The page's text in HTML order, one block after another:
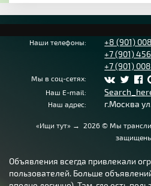
Наши телефоны:
+8 (901)
+7 (901)
+7 (901)
Мы в соц-сетях:
Наш E-mail:
Наш адрес: г.Москва
«Ищи тут» → 2026© Мы
Объявления всегда привлекали
пользователей. Больше